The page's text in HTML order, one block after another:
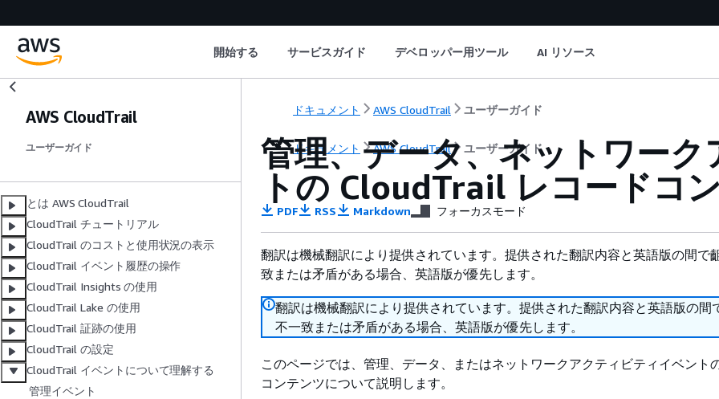
開始する サービスガイド デベロッパー用ツール AI リソース
AWS CloudTrail
ユーザーガイド
とは AWS CloudTrail
CloudTrail チュートリアル
CloudTrail のコストと使用状況の表示
CloudTrail イベント履歴の操作
CloudTrail Insights の使用
CloudTrail Lake の使用
CloudTrail 証跡の使用
CloudTrail の設定
CloudTrail イベントについて理解する
管理イベント
ドキュメント AWS CloudTrail ユーザーガイド
ドキュメント AWS CloudTrail ユーザーガイド
管理、データ、ネットワー
トの CloudTrail レコードコ
PDF RSS Markdown フォーカスモード
翻訳は機械翻訳により提供されています。提供された翻訳内容と英語版の間で
致または矛盾がある場合、英語版が優先します。
翻訳は機械翻訳により提供されています。提供された翻訳内容と英語版の間
不一致または矛盾がある場合、英語版が優先します。
このページでは、管理、データ、またはネットワークアクティビティイベント
コンテンツについて説明します。